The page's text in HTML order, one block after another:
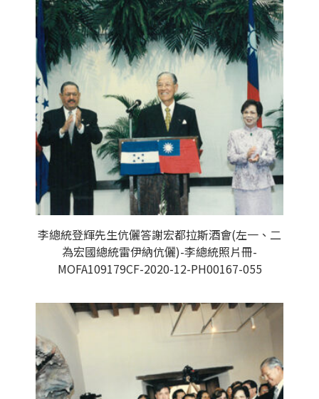
李總統登輝先生伉儷答謝宏都拉斯酒會(左一、二
為宏國總統雷伊納伉儷)-李總統照片冊-
MOFA109179CF-2020-12-PH00167-055